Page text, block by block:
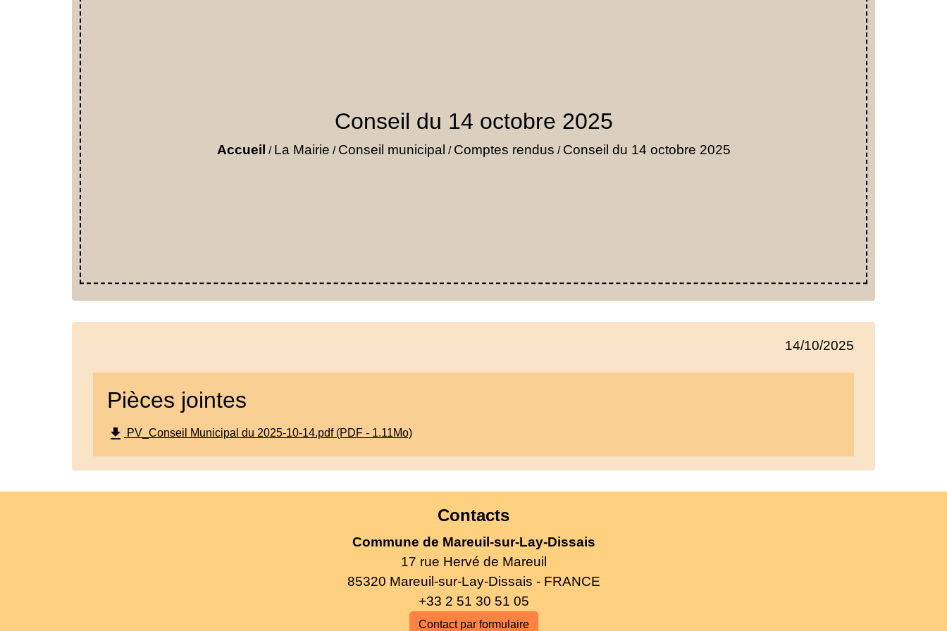
Conseil du 14 octobre 2025
Accueil / La Mairie / Conseil municipal / Comptes rendus / Conseil du 14 octobre 2025
14/10/2025
Pièces jointes
file_download PV_Conseil Municipal du 2025-10-14.pdf (PDF - 1.11Mo)
Contacts
Commune de Mareuil-sur-Lay-Dissais
17 rue Hervé de Mareuil
85320 Mareuil-sur-Lay-Dissais - FRANCE
+33 2 51 30 51 05
Contact par formulaire